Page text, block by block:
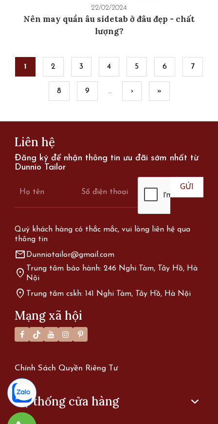
22/02/2024
Nên may quần âu sidetab ở đâu đẹp - chất
lượng?
Pages
1 2 3 4 5 6 7
8 9 … › »
Liên hệ
Đăng ký để nhận thông tin ưu đãi sớm nhất từ
Dunnio Tailor
Quý khách hàng có thắc mắc, vui lòng liên hệ qua
thông tin
mail Dunniotailor@gmail.com
location_on
Trung tâm bảo hành: 246 Nghi Tàm, Tây Hồ, Hà
Nội
location_on Trung tâm cskh: 141 Nghi Tàm, Tây Hồ, Hà Nội
Mạng xã hội
Chính Sách Quyền Riêng Tư
Hệ thống cửa hàng